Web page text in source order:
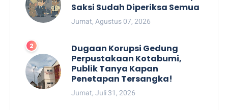
Saksi Sudah Diperiksa Semua
Jumat, Agustus 07, 2026
Dugaan Korupsi Gedung
Perpustakaan Kotabumi,
Publik Tanya Kapan
Penetapan Tersangka!
Jumat, Juli 31, 2026